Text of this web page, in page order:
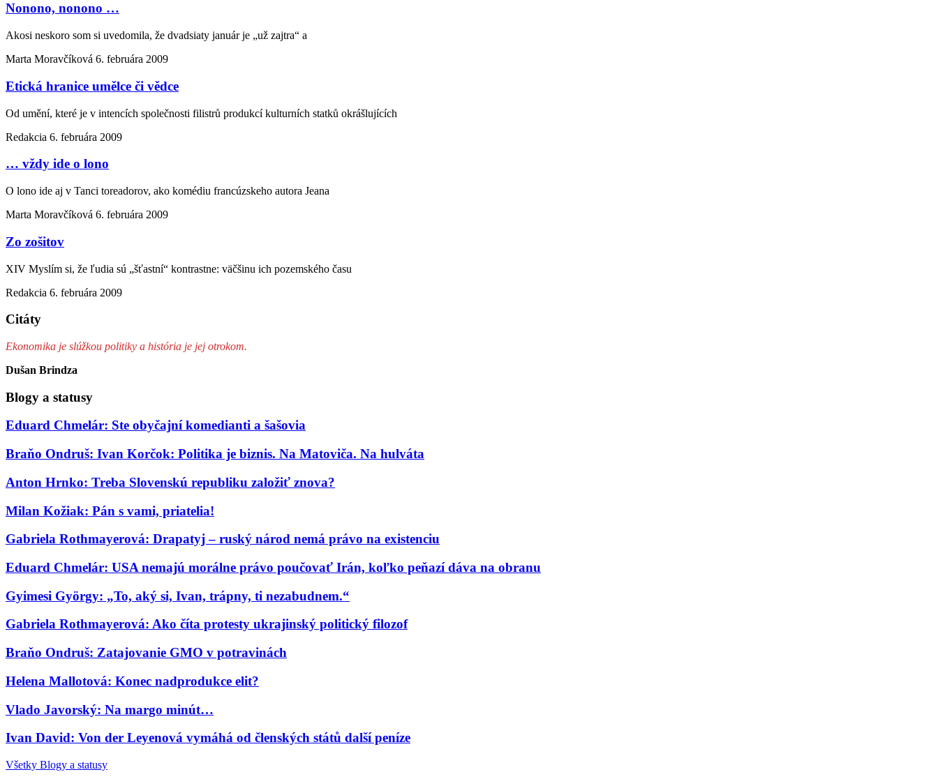
Nonono, nonono …
Akosi neskoro som si uvedomila, že dvadsiaty január je „už zajtra“ a
Marta Moravčíková 6. februára 2009
Etická hranice umělce či vědce
Od umění, které je v intencích společnosti filistrů produkcí kulturních statků okrášlujících
Redakcia 6. februára 2009
… vždy ide o lono
O lono ide aj v Tanci toreadorov, ako komédiu francúzskeho autora Jeana
Marta Moravčíková 6. februára 2009
Zo zošitov
XIV Myslím si, že ľudia sú „šťastní“ kontrastne: väčšinu ich pozemského času
Redakcia 6. februára 2009
Citáty
Ekonomika je slúžkou politiky a história je jej otrokom.
Dušan Brindza
Blogy a statusy
Eduard Chmelár: Ste obyčajní komedianti a šašovia
Braňo Ondruš: Ivan Korčok: Politika je biznis. Na Matoviča. Na hulváta
Anton Hrnko: Treba Slovenskú republiku založiť znova?
Milan Kožiak: Pán s vami, priatelia!
Gabriela Rothmayerová: Drapatyj – ruský národ nemá právo na existenciu
Eduard Chmelár: USA nemajú morálne právo poučovať Irán, koľko peňazí dáva na obranu
Gyimesi György: „To, aký si, Ivan, trápny, ti nezabudnem.“
Gabriela Rothmayerová: Ako číta protesty ukrajinský politický filozof
Braňo Ondruš: Zatajovanie GMO v potravinách
Helena Mallotová: Konec nadprodukce elit?
Vlado Javorský: Na margo minút…
Ivan David: Von der Leyenová vymáhá od členských států další peníze
Všetky Blogy a statusy